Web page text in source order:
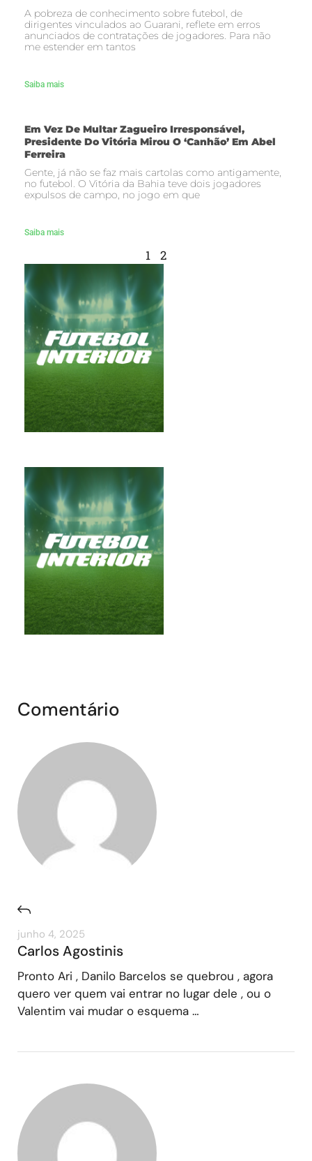
A pobreza de conhecimento sobre futebol, de
dirigentes vinculados ao Guarani, reflete em erros
anunciados de contratações de jogadores. Para não
me estender em tantos
Saiba mais
Em Vez De Multar Zagueiro Irresponsável,
Presidente Do Vitória Mirou O ‘canhão’ Em Abel
Ferreira
Gente, já não se faz mais cartolas como antigamente,
no futebol. O Vitória da Bahia teve dois jogadores
expulsos de campo, no jogo em que
Saiba mais
1 2
Comentário
junho 4, 2025
Carlos Agostinis
Pronto Ari , Danilo Barcelos se quebrou , agora
quero ver quem vai entrar no lugar dele , ou o
Valentim vai mudar o esquema …